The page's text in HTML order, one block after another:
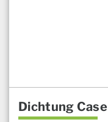
Dichtung Case